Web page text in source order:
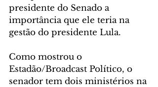
presidente do Senado a
importância que ele teria na
gestão do presidente Lula.
Como mostrou o
Estadão/Broadcast Político, o
senador tem dois ministérios na